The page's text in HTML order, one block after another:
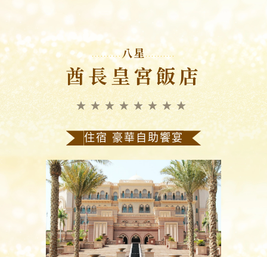
八星
酋長皇宮飯店
★★★★★★★★
住宿 豪華自助饗宴